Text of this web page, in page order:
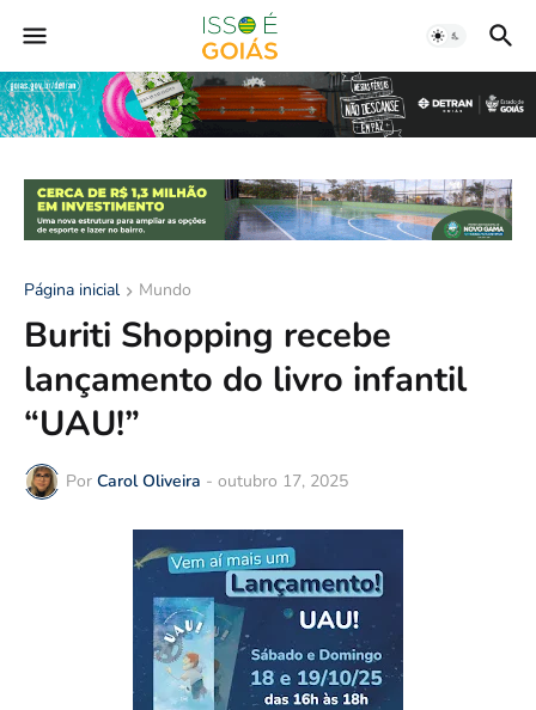
Página inicial Mundo
Buriti Shopping recebe
lançamento do livro infantil
“UAU!”
Por Carol Oliveira - outubro 17, 2025